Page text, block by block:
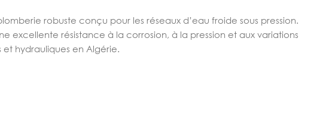
robuste conçu pour les réseaux d’eau froide sous pression.
excellente résistance à la corrosion, à la pression et aux variations
et hydrauliques en Algérie.